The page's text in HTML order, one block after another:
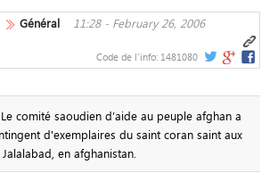
Général 11:28 - February 26, 2006
Code de l'info: 1481080
comité saoudien d’aide au peuple afghan a
d'exemplaires du saint coran saint aux
en afghanistan.